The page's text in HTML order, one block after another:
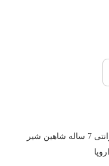
شیر شاهین مدل ونوس روشویی با گارانتی 7 ساله شاهین شیر